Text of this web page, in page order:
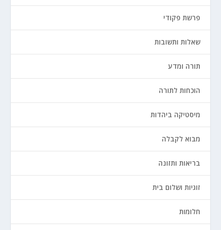
פרשת פקודי
שאלות ותשובות
תורה ומדע
הוכחות לתורה
מיסטיקה ביהדות
מבוא לקבלה
בריאות ותזונה
זוגיות ושלום בית
חלומות